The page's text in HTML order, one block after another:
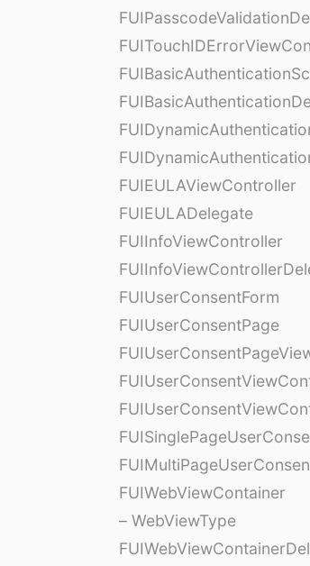
FUIEULAViewController
FUIEULADelegate
FUIInfoViewController
FUIUserConsentForm
FUIUserConsentPage
FUIWebViewContainer
– WebViewType